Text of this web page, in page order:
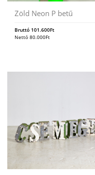
Zöld Neon P betű
Bruttó 101.600Ft
Nettó 80.000Ft